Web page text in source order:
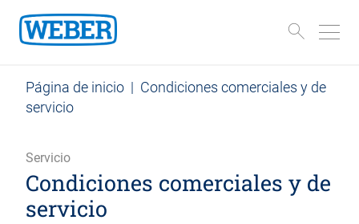
Página de inicio | Condiciones comerciales y de
servicio
Servicio
Condiciones comerciales y de
servicio